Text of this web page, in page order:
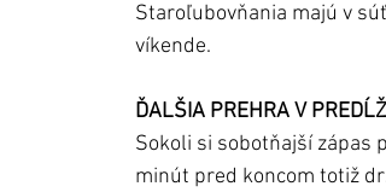
Staroľubovňania majú v
víkende.
ĎALŠIA PREHRA V
Sokoli si sobotňajší zápas
minút pred koncom totiž